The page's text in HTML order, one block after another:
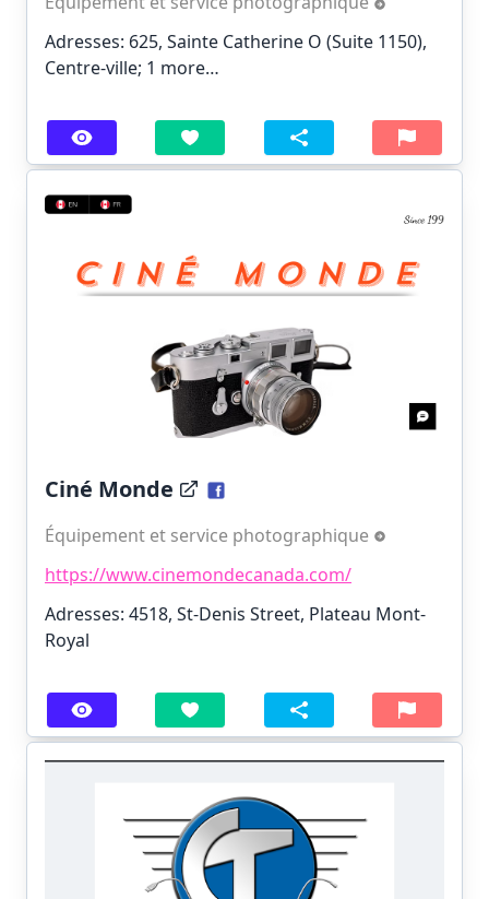
Adresses: 625, Sainte Catherine O (Suite 1150),
Centre-ville; 1 more…
Ciné Monde
Équipement et service photographique
https://www.cinemondecanada.com/
Adresses: 4518, St-Denis Street, Plateau Mont-
Royal